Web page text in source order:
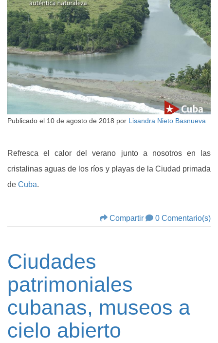
Publicado el 10 de agosto de 2018 por Lisandra Nieto Basnueva
Refresca el calor del verano junto a nosotros en las
cristalinas aguas de los ríos y playas de la Ciudad primada
de Cuba.
Compartir 0 Comentario(s)
Ciudades
patrimoniales
cubanas, museos a
cielo abierto